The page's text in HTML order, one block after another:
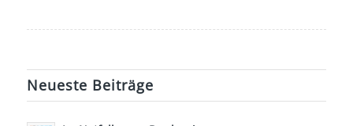
Neueste Beiträge